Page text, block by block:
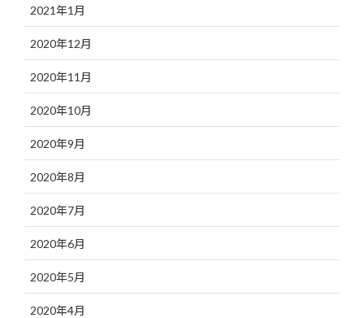
2021年1月
2020年12月
2020年11月
2020年10月
2020年9月
2020年8月
2020年7月
2020年6月
2020年5月
2020年4月